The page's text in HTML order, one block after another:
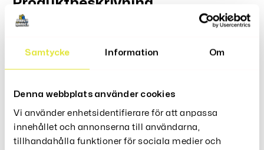
Samtycke Information Om
Denna webbplats använder cookies
Vi använder enhetsidentifierare för att anpassa
innehållet och annonserna till användarna,
tillhandahålla funktioner för sociala medier och
Produktbeskrivning
Innovativ Belysning Perfekt För Spelrum, Sovrum Och Som
Hastighet, Musik/ljudaktivering
Musikläge Ljuset kan slå takten till musiken